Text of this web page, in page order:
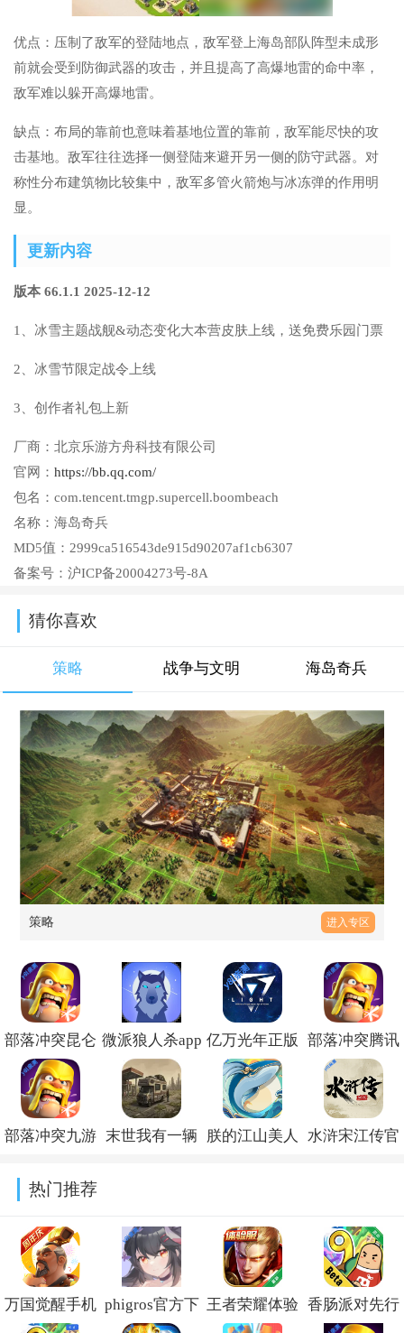
优点：压制了敌军的登陆地点，敌军登上海岛部队阵型未成形
前就会受到防御武器的攻击，并且提高了高爆地雷的命中率，
敌军难以躲开高爆地雷。
缺点：布局的靠前也意味着基地位置的靠前，敌军能尽快的攻
击基地。敌军往往选择一侧登陆来避开另一侧的防守武器。对
称性分布建筑物比较集中，敌军多管火箭炮与冰冻弹的作用明
显。
更新内容
版本 66.1.1 2025-12-12
1、冰雪主题战舰&动态变化大本营皮肤上线，送免费乐园门票
2、冰雪节限定战令上线
3、创作者礼包上新
厂商： 北京乐游方舟科技有限公司
官网： https://bb.qq.com/
包名： com.tencent.tmgp.supercell.boombeach
名称： 海岛奇兵
MD5值： 2999ca516543de915d90207af1cb6307
备案号： 沪ICP备20004273号-8A
猜你喜欢
策略 战争与文明 海岛奇兵
策略 进入专区
部落冲突昆仑
版官方版
v18.111.1
微派狼人杀app
下载v2.5.16
亿万光年正版
官方版v1.11.74
部落冲突腾讯
版qq登录最新
版
2026v18.111.1
部落冲突九游
v18.111.1
末世我有一辆 朕的江山美人 水浒宋江传官
热门推荐
万国觉醒手机 phigros官方下 王者荣耀体验 香肠派对先行